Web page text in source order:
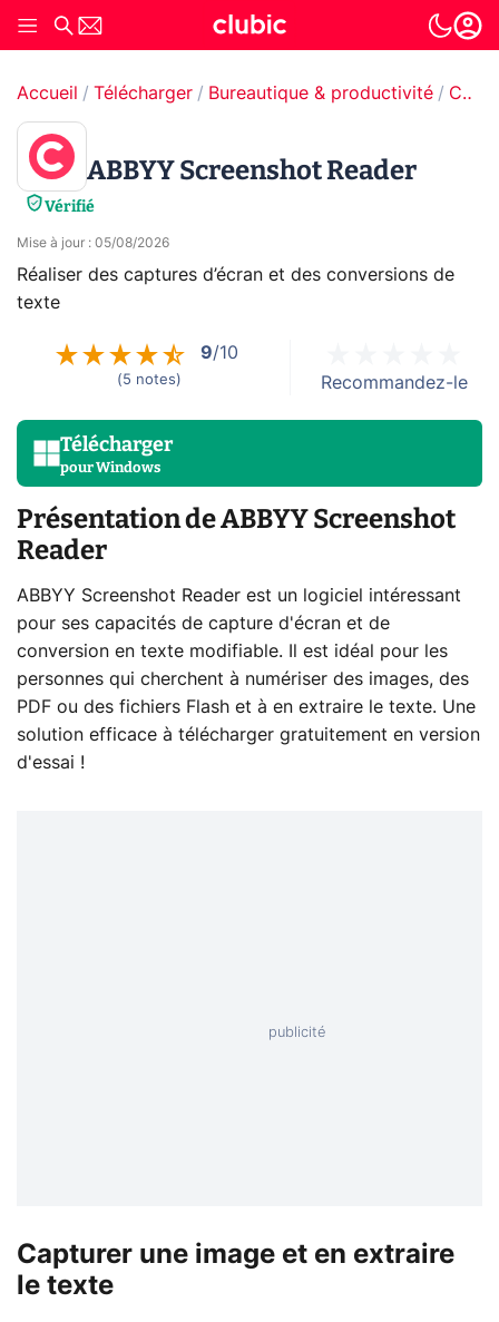
Accueil Télécharger Bureautique & productivité Capture d'écran
ABBYY Screenshot Reader
Vérifié
Mise à jour : 05/08/2026
Réaliser des captures d’écran et des conversions de
texte
9/10
(5 notes) Recommandez-le
Télécharger
pourWindows
Présentation de ABBYY Screenshot
Reader
ABBYY Screenshot Reader est un logiciel intéressant
pour ses capacités de capture d'écran et de
conversion en texte modifiable. Il est idéal pour les
personnes qui cherchent à numériser des images, des
PDF ou des fichiers Flash et à en extraire le texte. Une
solution efficace à télécharger gratuitement en version
d'essai !
Capturer une image et en extraire
le texte